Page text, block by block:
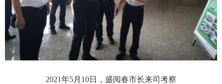
2021年5月10日，盛阅春市长来司考察